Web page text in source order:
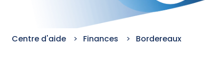
Centre d'aide Finances Bordereaux